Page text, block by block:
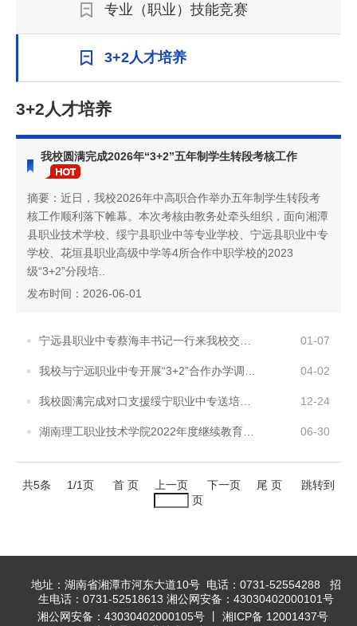
专业（职业）技能竞赛
3+2人才培养
3+2人才培养
我校圆满完成2026年“3+2”五年制学生转段考核工作
摘要：近日，我校2026年中高职合作举办五年制学生转段考
核工作顺利落下帷幕。本次考核由教务处牵头组织，面向湘潭
县职业技术学校、绥宁县职业中等专业学校、宁远县职业中专
学校、花垣县职业高级中学等4所合作中职学校的2023
级“3+2”分段培..
发布时间：2026-06-01
01-07
04-02
12-24
06-30
共5条 1/1页 首 页 上一页 下一页 尾 页
跳转到
页
地址：湖南省湘潭市河东大道10号 电话：0731-52554288 招
生电话：0731-52518613 湘公网安备：43030402000101号
湘公网安备：43030402000105号 丨 湘ICP备 12001437号